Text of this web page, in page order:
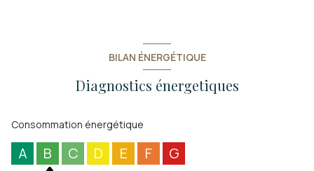
BILAN ÉNERGÉTIQUE
Diagnostics énergetiques
Consommation énergétique
A B C D E F G